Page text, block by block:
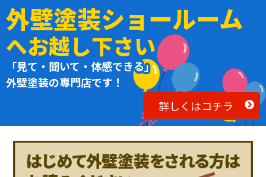
外壁塗装ショールーム
へお越し下さい
「見て・聞いて・体感できる」
外壁塗装の専門店です！
詳しくはコチラ